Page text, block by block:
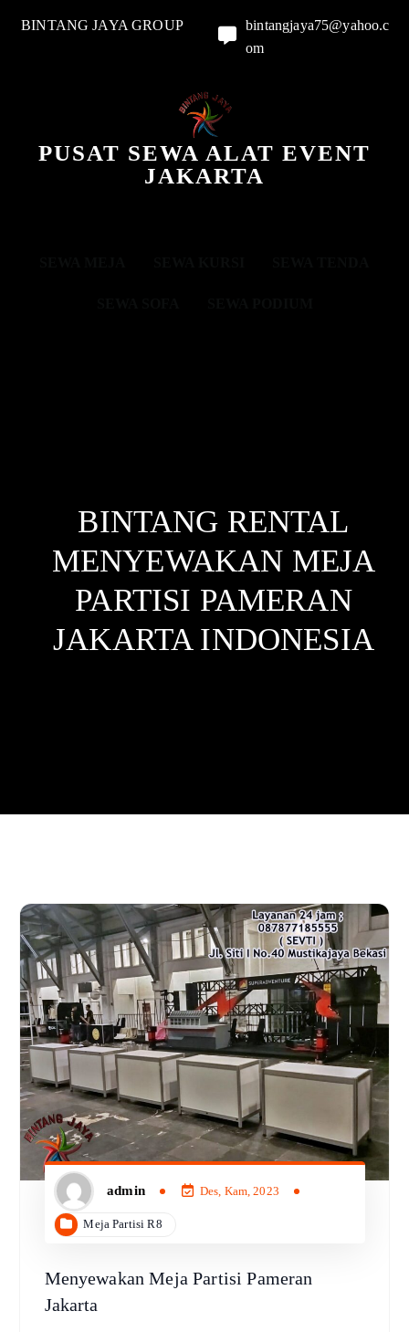
BINTANG JAYA GROUP
bintangjaya75@yahoo.c
om
PUSAT SEWA ALAT EVENT
JAKARTA
BINTANG RENTAL
MENYEWAKAN MEJA
PARTISI PAMERAN
JAKARTAINDONESIA
admin Des, Kam, 2023
Meja Partisi R8
Menyewakan Meja Partisi Pameran
Jakarta